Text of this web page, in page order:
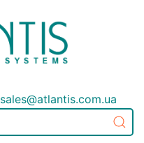
sales@atlantis.com.ua